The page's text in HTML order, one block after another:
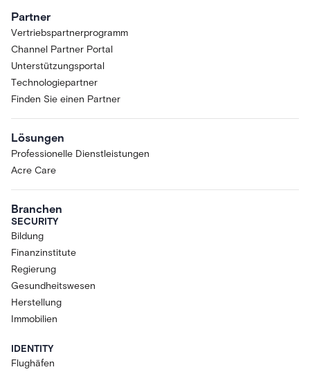
Partner
Vertriebspartnerprogramm
Channel Partner Portal
Unterstützungsportal
Technologiepartner
Finden Sie einen Partner
Lösungen
Professionelle Dienstleistungen
Acre Care
Branchen
SECURITY
Bildung
Finanzinstitute
Regierung
Gesundheitswesen
Herstellung
Immobilien
IDENTITY
Flughäfen